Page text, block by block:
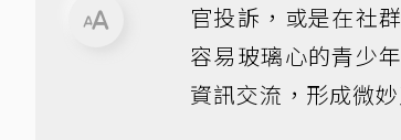
官投訴，或是在社
容易玻璃心的青少
資訊交流，形成微